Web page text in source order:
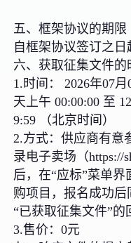
五、框架协议的期限
自框架协议签订之日
六、获取征集文件的
1.时间： 2026年07
天上午 00:00:00 至
9:59 （北京时间）
2.方式：供应商有意
录电子卖场（https://
后，在“应标”菜单
购项目，报名成功
“已获取征集文件”的
3.售价：0元